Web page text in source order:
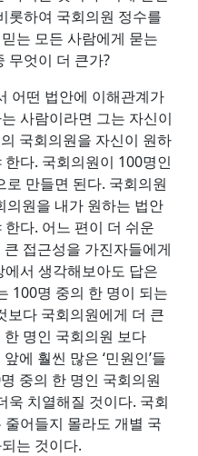
롯하여 국회의원 정수를
는 모든 사람에게 묻는
무엇이 더 큰가?
어떤 법안에 이해관계가
사람이라면 그는 자신이
국회의원을 자신이 원하
다. 국회의원이 100명인
만들면 된다. 국회의원
의원을 내가 원하는 법안
다. 어느 편이 더 쉬운
접근성을 가진자들에게
서 생각해보아도 답은
100명 중의 한 명이 되는
보다 국회의원에게 더 큰
명인 국회의원 보다
에 훨씬 많은 ‘민원인’들
중의 한 명인 국회의원
욱 치열해질 것이다. 국회
어들지 몰라도 개별 국
는 것이다.